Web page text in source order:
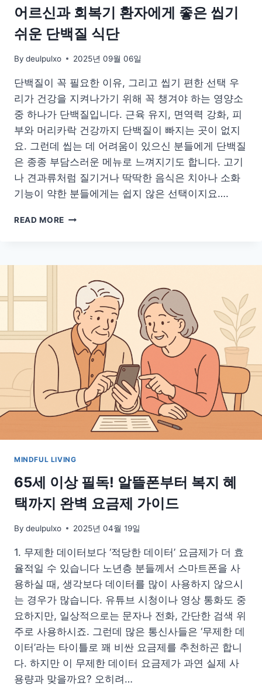
천
어르신과 회복기 환자에게 좋은 씹기
쉬운 단백질 식단
By deulpulxo 2025년 09월 06일
단백질이 꼭 필요한 이유, 그리고 씹기 편한 선택 우
리가 건강을 지켜나가기 위해 꼭 챙겨야 하는 영양소
중 하나가 단백질입니다. 근육 유지, 면역력 강화, 피
부와 머리카락 건강까지 단백질이 빠지는 곳이 없지
요. 그런데 씹는 데 어려움이 있으신 분들에게 단백질
은 종종 부담스러운 메뉴로 느껴지기도 합니다. 고기
나 견과류처럼 질기거나 딱딱한 음식은 치아나 소화
기능이 약한 분들에게는 쉽지 않은 선택이지요….
READ MORE
회
에
게
기
운
백
식
단
MINDFUL LIVING
65세 이상 필독! 알뜰폰부터 복지 혜
택까지 완벽 요금제 가이드
By deulpulxo 2025년 04월 19일
1. 무제한 데이터보다 ‘적당한 데이터’ 요금제가 더 효
율적일 수 있습니다 노년층 분들께서 스마트폰을 사
용하실 때, 생각보다 데이터를 많이 사용하지 않으시
는 경우가 많습니다. 유튜브 시청이나 영상 통화도 중
요하지만, 일상적으로는 문자나 전화, 간단한 검색 위
주로 사용하시죠. 그런데 많은 통신사들은 ‘무제한 데
이터’라는 타이틀로 꽤 비싼 요금제를 추천하곤 합니
다. 하지만 이 무제한 데이터 요금제가 과연 실제 사
용량과 맞을까요? 오히려…